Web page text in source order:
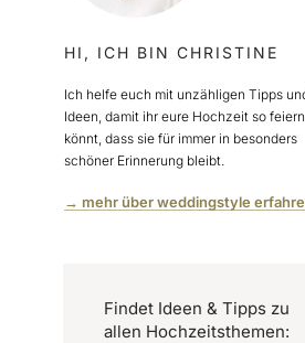
HI, ICH BIN CHRISTINE
Ich helfe euch mit unzähligen Tipps
Ideen, damit ihr eure Hochzeit so feiern
könnt, dass sie für immer in besonders
schöner Erinnerung bleibt.
→ mehr über weddingstyle
Findet Ideen & Tipps zu
allen Hochzeitsthemen: